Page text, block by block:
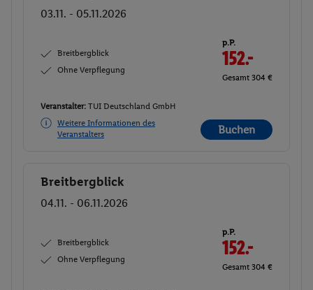
03.11. - 05.11.2026
Breitbergblick
Ohne Verpflegung
p.P.
152.-
Gesamt 304 €
Veranstalter: TUI Deutschland GmbH
Weitere Informationen des
Veranstalters
Buchen
Buchen
Breitbergblick
04.11. - 06.11.2026
Breitbergblick
Ohne Verpflegung
p.P.
152.-
Gesamt 304 €